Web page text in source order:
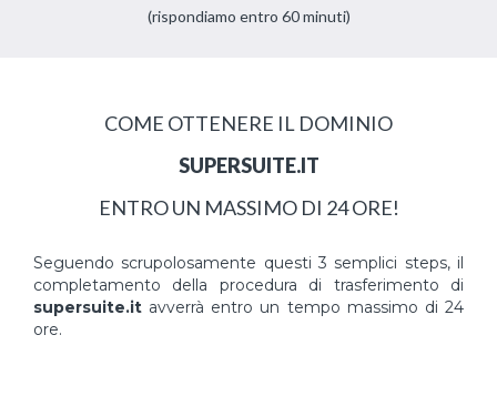
(rispondiamo entro 60 minuti)
COME OTTENERE IL DOMINIO
SUPERSUITE.IT
ENTRO UN MASSIMO DI 24 ORE!
Seguendo scrupolosamente questi 3 semplici steps, il
completamento della procedura di trasferimento di
supersuite.it avverrà entro un tempo massimo di 24
ore.